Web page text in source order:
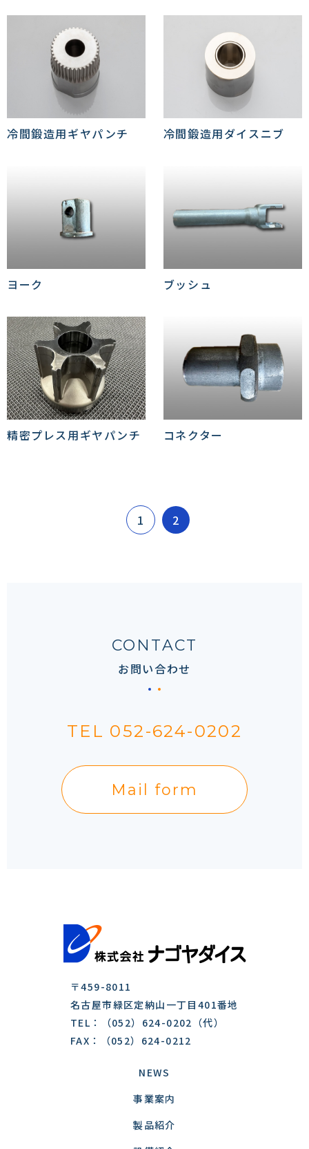
冷間鍛造用ギヤパンチ 冷間鍛造用ダイスニブ
ヨーク ブッシュ
精密プレス用ギヤパンチ コネクター
1 2
CONTACT
お問い合わせ
TEL 052-624-0202
Mail form
〒459-8011
名古屋市緑区定納山一丁目401番地
TEL：（052）624-0202（代）
FAX：（052）624-0212
NEWS
事業案内
製品紹介